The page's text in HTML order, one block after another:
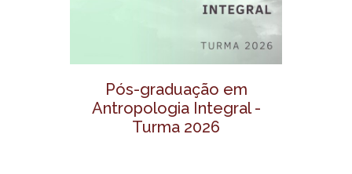
Pós-graduação em
Antropologia Integral -
Turma 2026